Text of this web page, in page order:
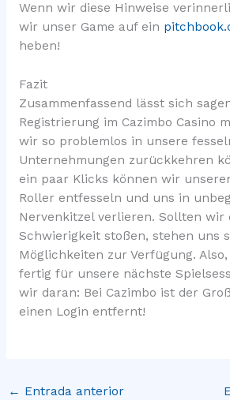
Wenn wir diese Hinweise
wir unser Game auf ein
heben!
Fazit
Zusammenfassend lässt sich
Registrierung im Cazimbo Casino
wir so problemlos in unsere
Unternehmungen zurückkehren
ein paar Klicks können wir
Roller entfesseln und uns in
Nervenkitzel verlieren. Sollten wir
Schwierigkeit stoßen, stehen uns
Möglichkeiten zur Verfügung.
fertig für unsere nächste
wir daran: Bei Cazimbo ist der
einen Login entfernt!
← Entrada anterior